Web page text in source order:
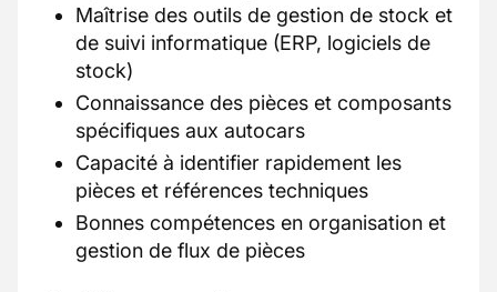
Maîtrise des outils de gestion de stock et
de suivi informatique (ERP, logiciels de
stock)
Connaissance des pièces et composants
spécifiques aux autocars
Capacité à identifier rapidement les
pièces et références techniques
Bonnes compétences en organisation et
gestion de flux de pièces